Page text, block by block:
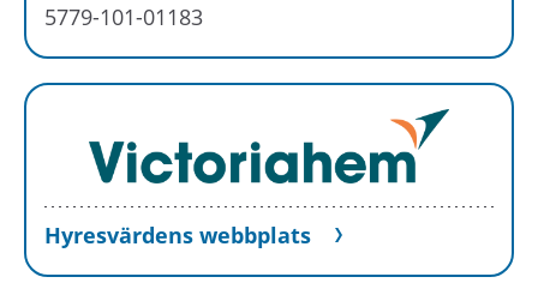
5779-101-01183
Hyresvärdens webbplats